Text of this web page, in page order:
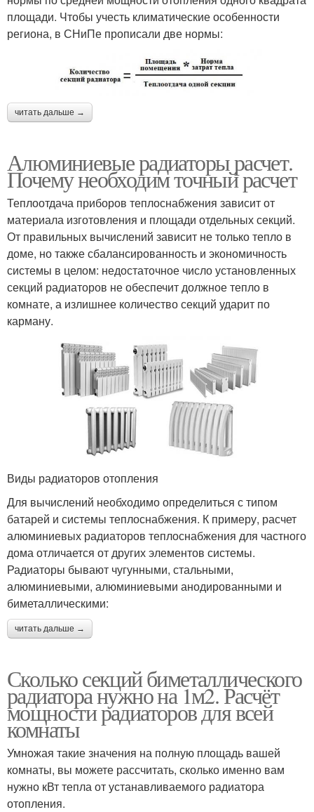
площади. Чтобы учесть климатические особенности
региона, в СНиПе прописали две нормы:
читать дальше →
Алюминиевые радиаторы расчет.
Почему необходим точный расчет
Теплоотдача приборов теплоснабжения зависит от
материала изготовления и площади отдельных секций.
От правильных вычислений зависит не только тепло в
доме, но также сбалансированность и экономичность
системы в целом: недостаточное число установленных
секций радиаторов не обеспечит должное тепло в
комнате, а излишнее количество секций ударит по
карману.
Виды радиаторов отопления
Для вычислений необходимо определиться с типом
батарей и системы теплоснабжения. К примеру, расчет
алюминиевых радиаторов теплоснабжения для частного
дома отличается от других элементов системы.
Радиаторы бывают чугунными, стальными,
алюминиевыми, алюминиевыми анодированными и
биметаллическими:
читать дальше →
Сколько секций биметаллического
радиатора нужно на 1м2. Расчёт
мощности радиаторов для всей
комнаты
Умножая такие значения на полную площадь вашей
комнаты, вы можете рассчитать, сколько именно вам
нужно кВт тепла от устанавливаемого радиатора
отопления.